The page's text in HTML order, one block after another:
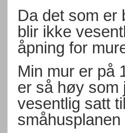
Da det som er
blir ikke
åpning for
Min mur er på
er så høy som
vesentlig satt